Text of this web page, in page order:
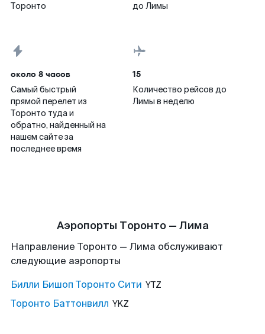
Торонто
до Лимы
около 8 часов
Самый быстрый
прямой перелет из
Торонто туда и
обратно, найденный на
нашем сайте за
последнее время
15
Количество рейсов до
Лимы в неделю
Аэропорты Торонто — Лима
Направление Торонто — Лима обслуживают
следующие аэропорты
Билли Бишоп Торонто Сити YTZ
Торонто Баттонвилл YKZ